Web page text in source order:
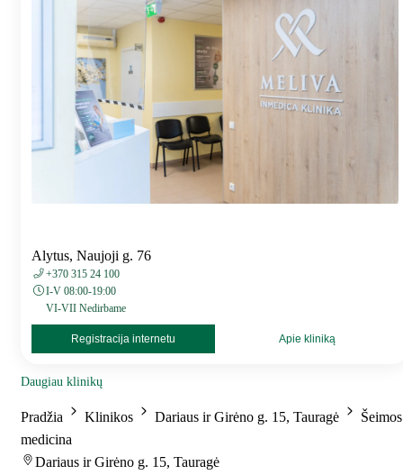
Alytus, Naujoji g. 76
+370 315 24 100
I-V 08:00-19:00
VI-VII Nedirbame
Registracija internetu Apie kliniką
Daugiau klinikų
Pradžia Klinikos Dariaus ir Girėno g. 15, Tauragė
Šeimos
medicina
Dariaus ir Girėno g. 15, Tauragė